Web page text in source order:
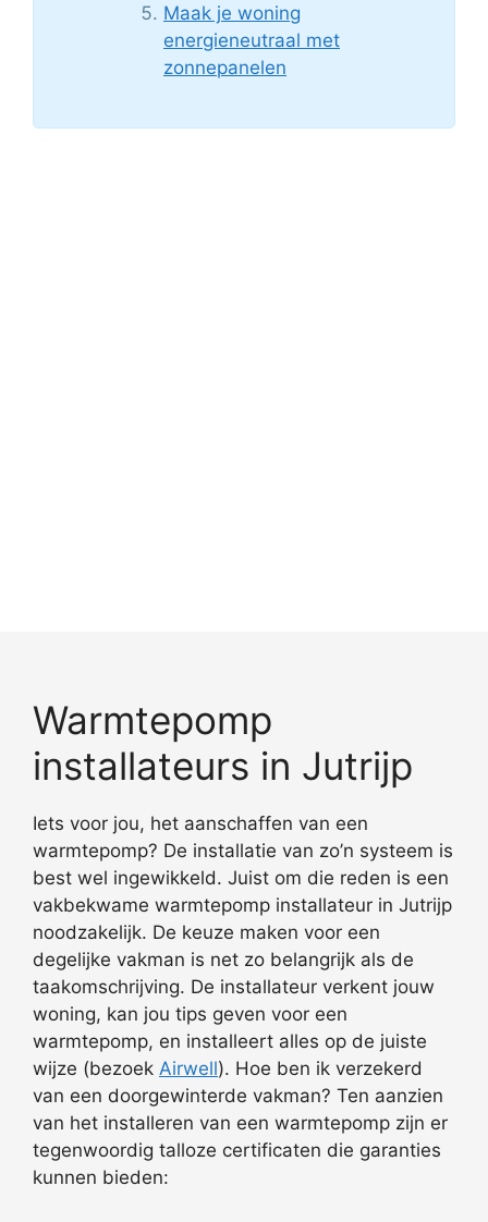
Maak je woning
energieneutraal met
zonnepanelen
Warmtepomp
installateurs in Jutrijp
Iets voor jou, het aanschaffen van een
warmtepomp? De installatie van zo’n systeem is
best wel ingewikkeld. Juist om die reden is een
vakbekwame warmtepomp installateur in Jutrijp
noodzakelijk. De keuze maken voor een
degelijke vakman is net zo belangrijk als de
taakomschrijving. De installateur verkent jouw
woning, kan jou tips geven voor een
warmtepomp, en installeert alles op de juiste
wijze (bezoek Airwell). Hoe ben ik verzekerd
van een doorgewinterde vakman? Ten aanzien
van het installeren van een warmtepomp zijn er
tegenwoordig talloze certificaten die garanties
kunnen bieden: